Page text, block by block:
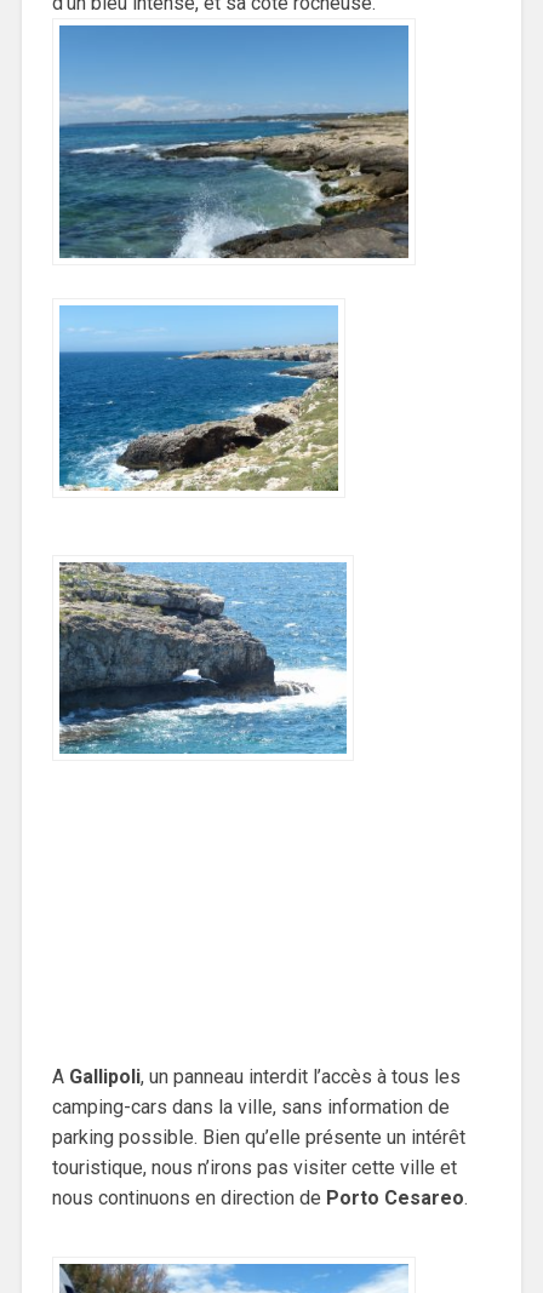
A Gallipoli, un panneau interdit l’accès à tous les
camping-cars dans la ville, sans information de
parking possible. Bien qu’elle présente un intérêt
touristique, nous n’irons pas visiter cette ville et
nous continuons en direction de Porto Cesareo.